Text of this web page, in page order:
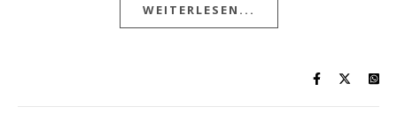
WEITERLESEN...